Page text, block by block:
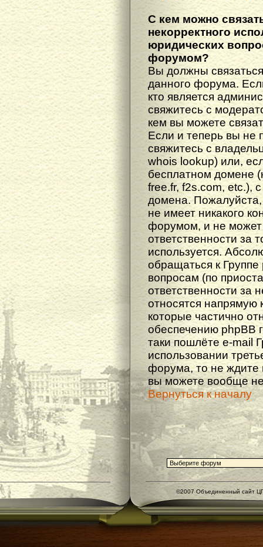
С кем можно
некорректного
юридических
форумом?
Вы должны
данного форума.
кто является
свяжитесь с
кем вы можете
Если и теперь вы не
свяжитесь с
whois lookup) или,
бесплатном домене
free.fr, f2s.com, etc.),
домена. Пожалуйста,
не имеет никакого
форумом, и не может
ответственности за
используется.
обращаться к
вопросам (по
ответственности за
относятся напрямую
которые частично
обеспечению phpBB
таки пошлёте e-mail
использовании
форума, то не ждите
вы можете вообще не
Вернуться к началу
©2007 Объединенный сайт